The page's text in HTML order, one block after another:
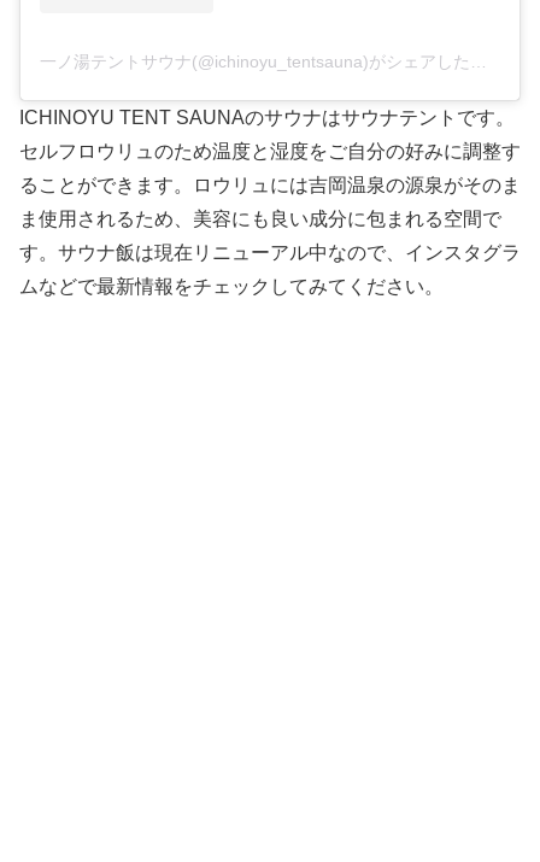
ICHINOYU TENT SAUNAのサウナはサウナテントです。
セルフロウリュのため温度と湿度をご自分の好みに調整す
ることができます。ロウリュには吉岡温泉の源泉がそのま
ま使用されるため、美容にも良い成分に包まれる空間で
す。サウナ飯は現在リニューアル中なので、インスタグラ
ムなどで最新情報をチェックしてみてください。